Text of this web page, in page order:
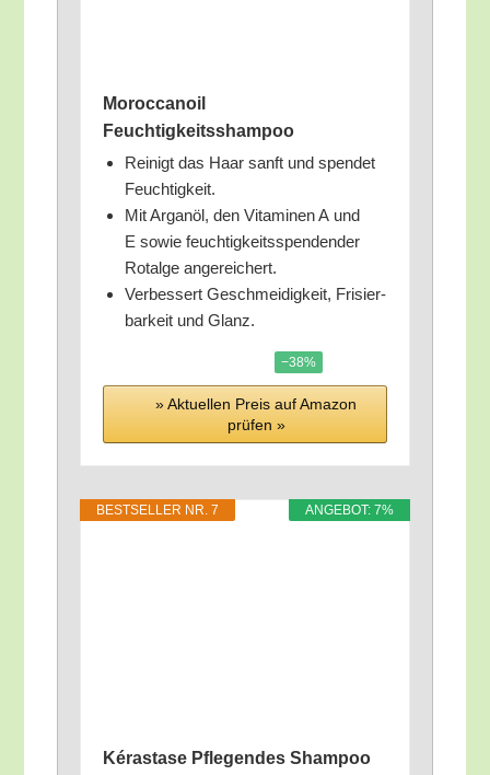
Moroc­ca­noil
Feuchtigkeitsshampoo
Rei­nigt das Haar sanft und spen­det
Feuchtigkeit.
Mit Argan­öl, den Vit­ami­nen A und
E sowie feuch­tig­keits­spen­den­der
Rot­al­ge angereichert.
Ver­bes­sert Geschmei­dig­keit, Fri­sier­
bar­keit und Glanz.
−38%
» Aktu­el­len Preis auf Ama­zon
prü­fen »
ANGE­BOT: 7%
BEST­SEL­LER NR. 7
Kéra­sta­se Pfle­gen­des Sham­poo